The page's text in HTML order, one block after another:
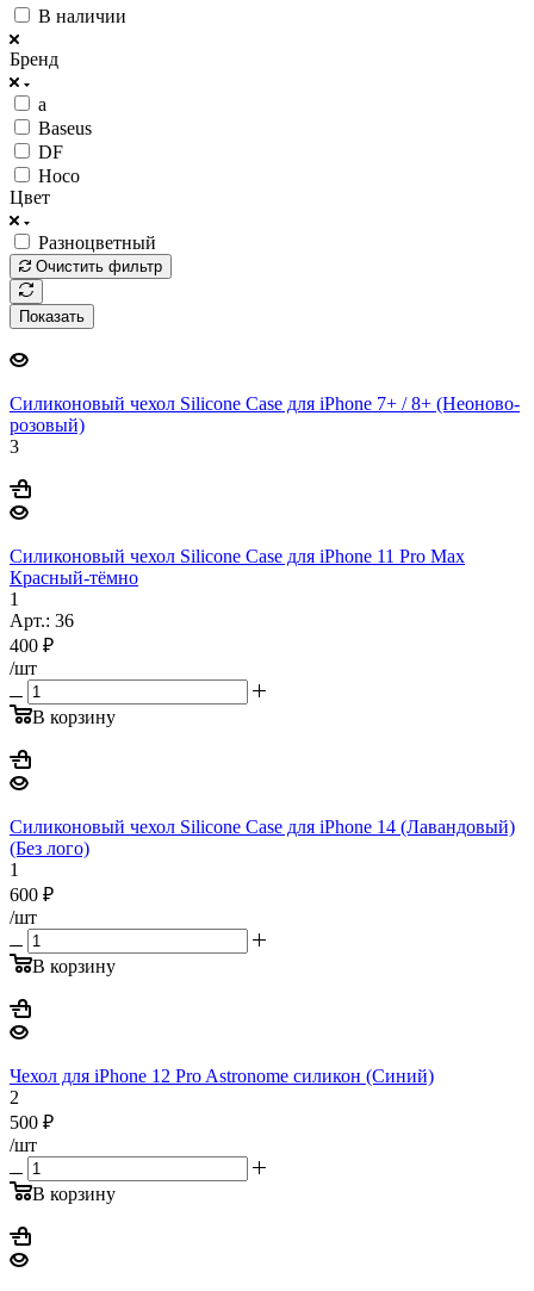
В наличии
Бренд
a
Baseus
DF
Hoco
Цвет
Разноцветный
Очистить фильтр
Показать
Силиконовый чехол Silicone Case для iPhone 7+ / 8+ (Неоново-
розовый)
3
Силиконовый чехол Silicone Case для iPhone 11 Pro Max
Красный-тёмно
1
Арт.: 36
400 ₽
/шт
В корзину
Силиконовый чехол Silicone Case для iPhone 14 (Лавандовый)
(Без лого)
1
600 ₽
/шт
В корзину
Чехол для iPhone 12 Pro Astronome силикон (Синий)
2
500 ₽
/шт
В корзину